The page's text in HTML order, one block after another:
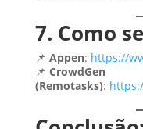
7. Como
📌 Appen: https://
📌 CrowdGen
(Remotasks):